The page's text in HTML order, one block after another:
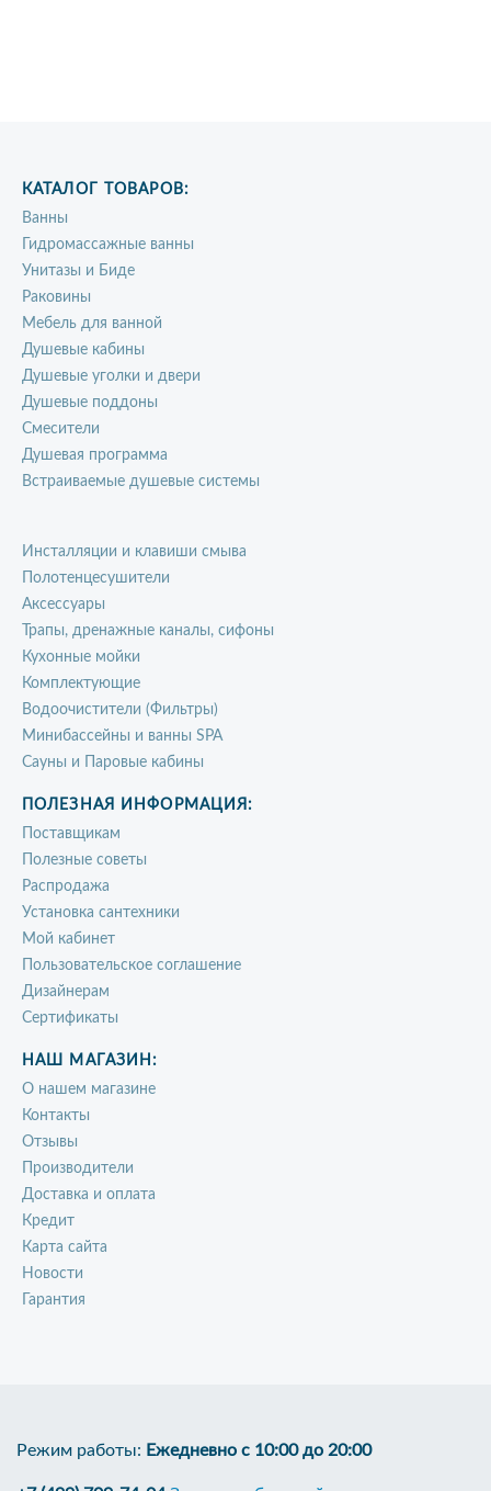
КАТАЛОГ ТОВАРОВ:
Ванны
Гидромассажные ванны
Унитазы и Биде
Раковины
Мебель для ванной
Душевые кабины
Душевые уголки и двери
Душевые поддоны
Смесители
Душевая программа
Встраиваемые душевые системы
Инсталляции и клавиши смыва
Полотенцесушители
Аксессуары
Трапы, дренажные каналы, сифоны
Кухонные мойки
Комплектующие
Водоочистители (Фильтры)
Минибассейны и ванны SPA
Сауны и Паровые кабины
ПОЛЕЗНАЯ ИНФОРМАЦИЯ:
Поставщикам
Полезные советы
Распродажа
Установка сантехники
Мой кабинет
Пользовательское соглашение
Дизайнерам
Сертификаты
НАШ МАГАЗИН:
О нашем магазине
Контакты
Отзывы
Производители
Доставка и оплата
Кредит
Карта сайта
Новости
Гарантия
Режим работы: Ежедневно с 10:00 до 20:00